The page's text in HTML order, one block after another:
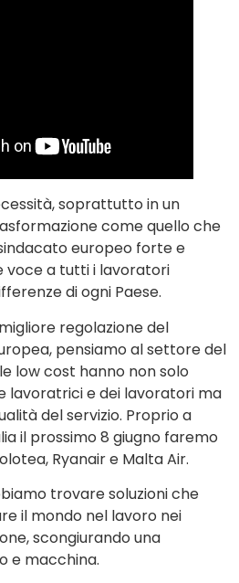
soprattutto in un
come quello che
europeo forte e
voce a tutti i lavoratori
di ogni Paese.
regolazione del
pensiamo al settore del
low cost hanno non solo
lavoratrici e dei lavoratori ma
del servizio. Proprio a
il prossimo 8 giugno faremo
Ryanair e Malta Air.
trovare soluzioni che
il mondo nel lavoro nei
scongiurando una
e macchina.